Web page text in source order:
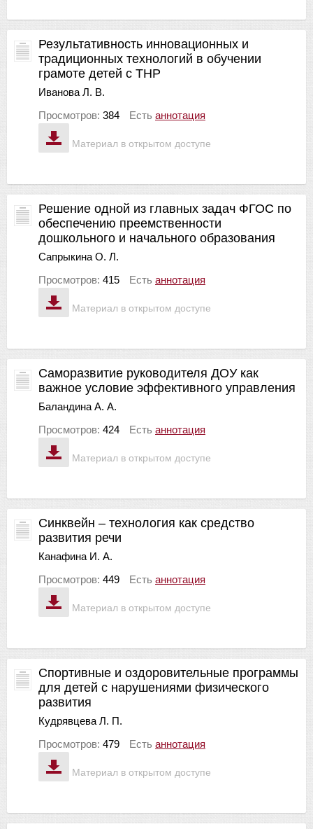
Материал в открытом доступе
Результативность инновационных и
традиционных технологий в обучении
грамоте детей с ТНР
Иванова Л. В.
Просмотров: 384 Есть аннотация
Материал в открытом доступе
Решение одной из главных задач ФГОС по
обеспечению преемственности
дошкольного и начального образования
Сапрыкина О. Л.
Просмотров: 415 Есть аннотация
Материал в открытом доступе
Саморазвитие руководителя ДОУ как
важное условие эффективного управления
Баландина А. А.
Просмотров: 424 Есть аннотация
Материал в открытом доступе
Синквейн – технология как средство
развития речи
Канафина И. А.
Просмотров: 449 Есть аннотация
Материал в открытом доступе
Спортивные и оздоровительные программы
для детей с нарушениями физического
развития
Кудрявцева Л. П.
Просмотров: 479 Есть аннотация